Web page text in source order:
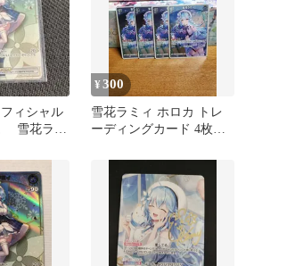
ィシャル
雪花ラミ
¥300
雪花ラミィ ホロカ トレ
ーディングカード 4枚セ